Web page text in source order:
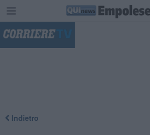
Indietro